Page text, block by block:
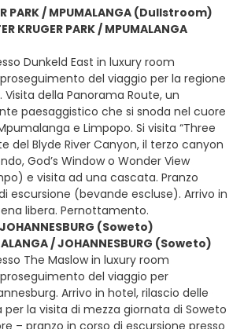
PARK / MPUMALANGA (Dullstroom)
KRUGER PARK / MPUMALANGA
Dunkeld East in luxury room
del viaggio per la regione
della Panorama Route, un
paesaggistico che si snoda nel cuore
e Limpopo. Si visita “Three
del Blyde River Canyon, il terzo canyon
God’s Window o Wonder View
e visita ad una cascata. Pranzo
escursione (bevande escluse). Arrivo in
libera. Pernottamento.
(Soweto)
/ JOHANNESBURG (Soweto)
The Maslow in luxury room
del viaggio per
Arrivo in hotel, rilascio delle
la visita di mezza giornata di Soweto
– pranzo in corso di escursione presso